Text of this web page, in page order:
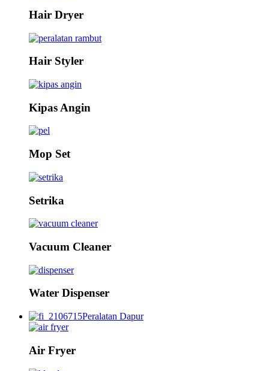
Hair Dryer
Hair Styler
Kipas Angin
Mop Set
Setrika
Vacuum Cleaner
Water Dispenser
Peralatan Dapur
Air Fryer